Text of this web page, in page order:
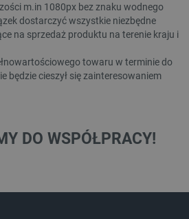
m.in 1080px bez znaku wodnego
dostarczyć wszystkie niezbędne
na sprzedaż produktu na terenie kraju i
towaru w terminie do
będzie cieszył się zainteresowaniem
DO WSPÓŁPRACY!